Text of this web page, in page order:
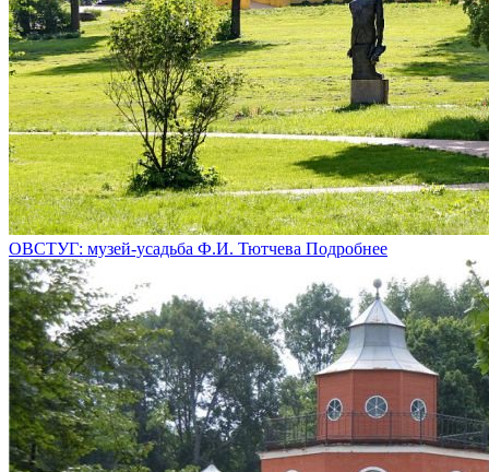
ОВСТУГ: музей-усадьба Ф.И. Тютчева Подробнее